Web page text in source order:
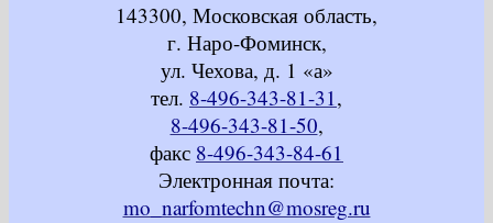
143300, Московская область,
г. Наро-Фоминск,
ул. Чехова, д. 1 «а»
тел. 8-496-343-81-31,
8-496-343-81-50,
факс 8-496-343-84-61
Электронная почта:
mo_narfomtechn@mosreg.ru